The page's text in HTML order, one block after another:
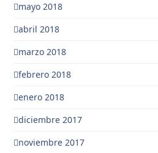
mayo 2018
abril 2018
marzo 2018
febrero 2018
enero 2018
diciembre 2017
noviembre 2017